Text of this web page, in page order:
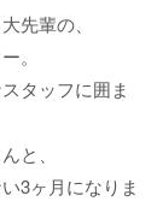
先輩の、
。
タッフに囲ま
と、
3ヶ月になりま